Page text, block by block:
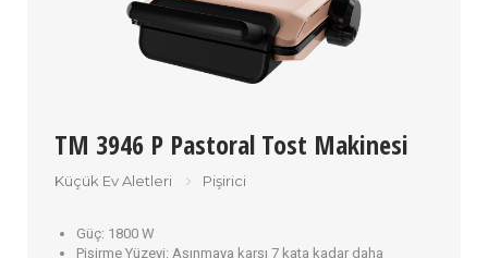
TM 3946 P Pastoral Tost Makinesi
Küçük Ev Aletleri Pişirici
Güç: 1800 W
Pişirme Yüzeyi: Aşınmaya karşı 7 kata kadar daha